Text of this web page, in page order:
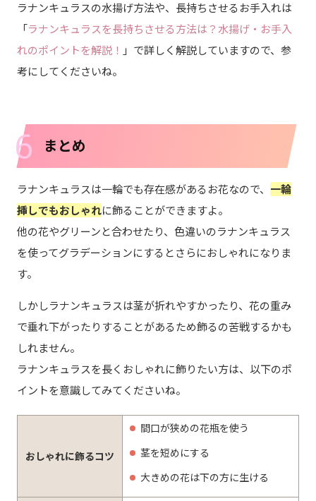
ラナンキュラスの水揚げ方法や、長持ちさせるお手入れは
「ラナンキュラスを長持ちさせる方法は？水揚げ・お手入
れのポイントを解説！ 」で詳しく解説していますので、参
考にしてくださいね。
6 まとめ
ラナンキュラスは一輪でも存在感があるお花なので、 一輪
挿しでもおしゃれに飾ることができますよ。
他の花やグリーンと合わせたり、色違いのラナンキュラス
を使ってグラデーションにするとさらにおしゃれになりま
す。
しかしラナンキュラスは茎が折れやすかったり、花の重み
で垂れ下がったりすることがあるため飾るの苦戦するかも
しれません。
ラナンキュラスを長くおしゃれに飾りたい方は、以下のポ
イントを意識してみてくださいね。
おしゃれに飾るコツ
間口が狭めの花瓶を使う
茎を短めにする
大きめの花は下の方に生ける